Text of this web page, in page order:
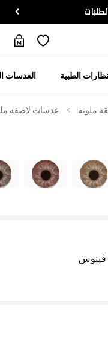
الطبية العدسات
ملونة عدسات لاصقة
ڤينوس